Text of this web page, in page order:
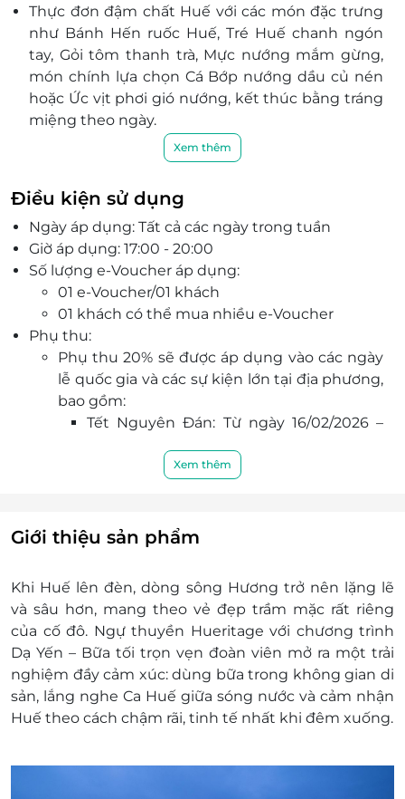
Thực đơn đậm chất Huế với các món đặc trưng
như Bánh Hến ruốc Huế, Tré Huế chanh ngón
tay, Gỏi tôm thanh trà, Mực nướng mắm gừng,
món chính lựa chọn Cá Bớp nướng dầu củ nén
hoặc Ức vịt phơi gió nướng, kết thúc bằng tráng
miệng theo ngày.
Giá trải nghiệm đã bao gồm nước uống chào
đón, người kể chuyện văn hóa Cố đô và chương
trình Ca Huế đặc sắc (chưa bao gồm các loại
thức uống khác).
Hành trình diễn ra từ 17:30 – 20:00 (đón khách
lúc 17:00) tại Nghinh Lương Đình, du ngoạn qua
cồn Dã Viên, cầu Nguyễn Hoàng, làng Thủy Biều,
Kim Long, chùa Thiên Mụ, Văn Thánh, mang đến
góc nhìn Huế trầm mặc và thơ mộng về đêm.
Ưu đãi hấp dẫn khi đặt voucher Dạ Yến Ngự
Thuyền Hueritage qua LifeLink – đặt chỗ nhanh
chóng, giá tốt, lý tưởng cho buổi tối sum vầy,
lãng mạn và đậm chất di sản.
Xem thêm
Điều kiện sử dụng
Ngày áp dụng: Tất cả các ngày trong tuần
Giờ áp dụng: 17:00 - 20:00
Số lượng e-Voucher áp dụng:
01 e-Voucher/01 khách
01 khách có thể mua nhiều e-Voucher
Phụ thu:
Phụ thu 20% sẽ được áp dụng vào các ngày
lễ quốc gia và các sự kiện lớn tại địa phương,
bao gồm:
Tết Nguyên Đán: Từ ngày 16/02/2026 –
đến 04/01/2026 AL)
Ngày Giải phóng miền Nam, Thống nhất
Lễ Quốc Khánh: 02/09/2026
Giáng sinh: 24/12 và Tết Dương lịch: 31/12
Thông tin liên hệ đặt dịch vụ:
Khách hàng vui lòng liên hệ đăng ký dịch vụ
trước khi đến để được phục vụ tốt nhất.
Hotline đặt vé & tư vấn (09:00 – 20:00): 1900
2065 / 0934 661 016
e-Voucher không có giá trị quy đổi thành
Xem thêm
Giới thiệu sản phẩm
Khi Huế lên đèn, dòng sông Hương trở nên lặng lẽ
và sâu hơn, mang theo vẻ đẹp trầm mặc rất riêng
của cố đô. Ngự thuyền Hueritage với chương trình
Dạ Yến – Bữa tối trọn vẹn đoàn viên mở ra một trải
nghiệm đầy cảm xúc: dùng bữa trong không gian di
sản, lắng nghe Ca Huế giữa sóng nước và cảm nhận
Huế theo cách chậm rãi, tinh tế nhất khi đêm xuống.